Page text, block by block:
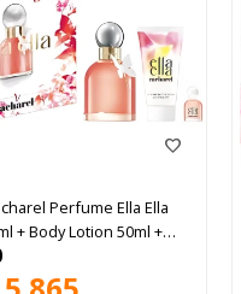
Perfume Ella Ella
+ Body Lotion 50ml +
5ml